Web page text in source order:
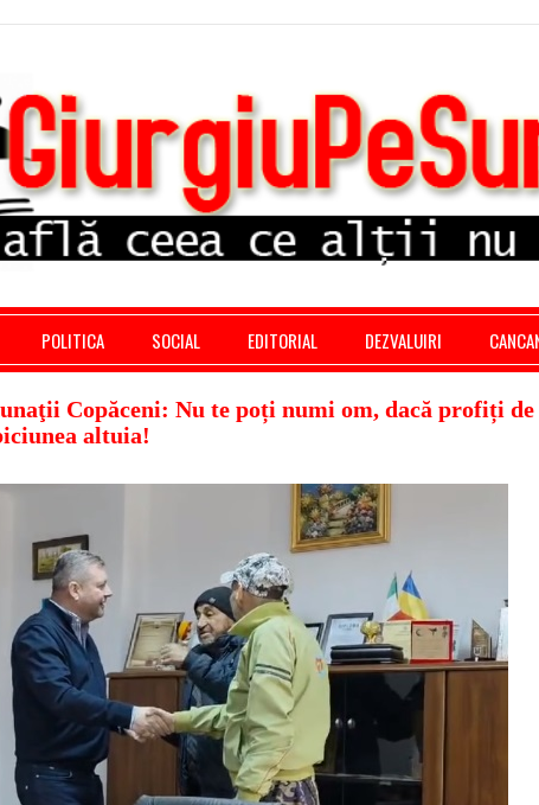
giurgiu, stiri politice, social economic,
POLITICA SOCIAL EDITORIAL DEZVALUIRI
Copăceni: Nu te poți numi om, dacă profiți de
altuia!